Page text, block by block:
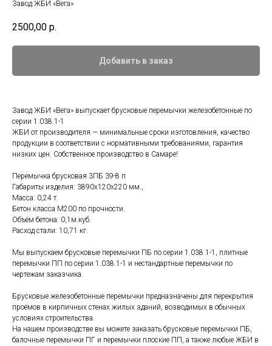
Завод ЖБИ «Вега»
2500,00 р.
Добавить в заказ
Завод ЖБИ «Вега» выпускает брусковые перемычки железобетонные по
серии 1.038.1-1
ЖБИ от производителя — минимальные сроки изготовления, качество
продукции в соответствии с нормативными требованиями, гарантия
низких цен. Собственное производство в Самаре!
Перемычка брусковая 3ПБ 39-8 п
Габариты изделия: 3890x120x220 мм.,
Масса: 0,24 т.
Бетон класса М200 по прочности.
Объём бетона: 0,1м.куб.
Расход стали: 10,71 кг.
Мы выпускаем брусковые перемычки ПБ по серии 1.038.1-1, плитные
перемычки ПП по серии 1.038.1-1 и нестандартные перемычки по
чертежам заказчика.
Брусковые железобетонные перемычки предназначены для перекрытия
проёмов в кирпичных стенах жилых зданий, возводимых в обычных
условиях строительства.
На нашем производстве вы можете заказать брусковые перемычки ПБ,
балочные перемычки ПГ и перемычки плоские ПП, а также любые ЖБИ в